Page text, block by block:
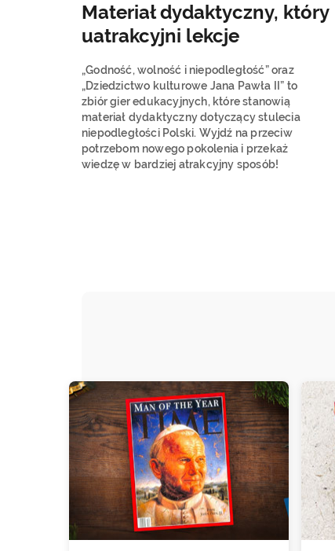
Materiał dydaktyczny, który
uatrakcyjni lekcje
„Godność, wolność i niepodległość” oraz
„Dziedzictwo kulturowe Jana Pawła II” to
zbiór gier edukacyjnych, które stanowią
materiał dydaktyczny dotyczący stulecia
niepodległości Polski. Wyjdź na przeciw
potrzebom nowego pokolenia i przekaż
wiedzę w bardziej atrakcyjny sposób!